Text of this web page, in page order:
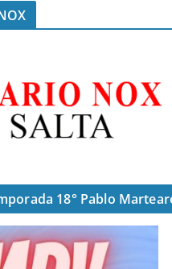
18° Pablo